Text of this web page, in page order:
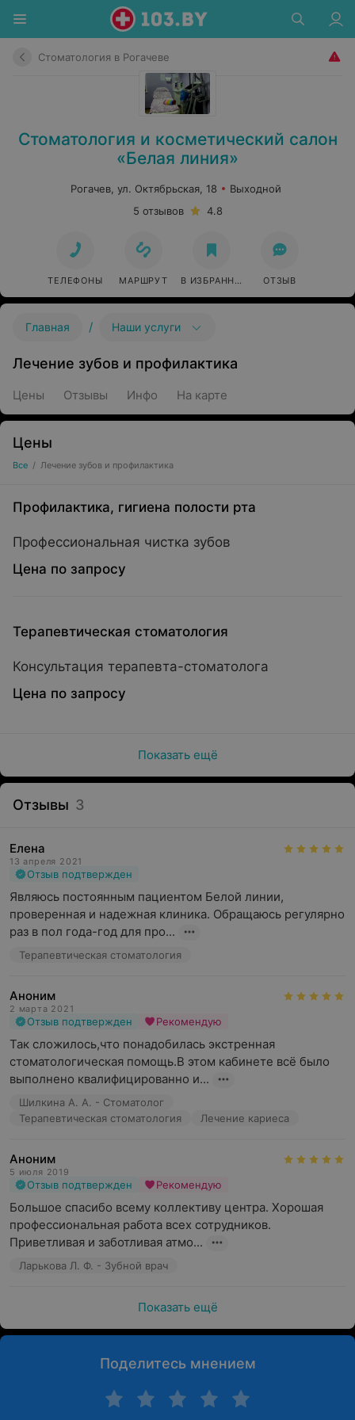
Стоматология в Рогачеве
Стоматология и косметический салон
«Белая линия»
Рогачев, ул. Октябрьская, 18
Выходной
5 отзывов
4.8
ТЕЛЕФОНЫ МАРШРУТ В ИЗБРАННОЕ ОТЗЫВ
Главная / Наши услуги
Лечение зубов и профилактика
Цены Отзывы Инфо На карте
Цены
Все / Лечение зубов и профилактика
Профилактика, гигиена полости рта
Профессиональная чистка зубов
Цена по запросу
Терапевтическая стоматология
Консультация терапевта-стоматолога
Цена по запросу
Показать ещё
Отзывы 3
Елена
13 апреля 2021
Отзыв подтвержден
Являюсь постоянным пациентом Белой линии,
проверенная и надежная клиника. Обращаюсь регулярно
раз в пол года-год для про...
Терапевтическая стоматология
Аноним
2 марта 2021
Отзыв подтвержден Рекомендую
Так сложилось,что понадобилась экстренная
стоматологическая помощь.В этом кабинете всё было
выполнено квалифицированно и...
Шилкина А. А. - Стоматолог
Терапевтическая стоматология
Лечение кариеса
Аноним
5 июля 2019
Отзыв подтвержден Рекомендую
Большое спасибо всему коллективу центра. Хорошая
профессиональная работа всех сотрудников.
Приветливая и заботливая атмо...
Ларькова Л. Ф. - Зубной врач
Показать ещё
Поделитесь мнением